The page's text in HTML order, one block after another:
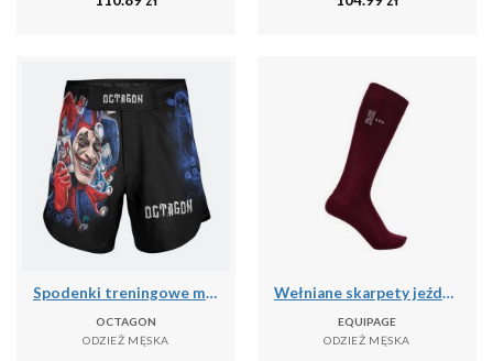
Spodenki treningowe męskie Octagon Joker MMA
OCTAGON
ODZIEŻ MĘSKA
Wełniane skarpety jeździeckie Equipage Geline
EQUIPAGE
ODZIEŻ MĘSKA